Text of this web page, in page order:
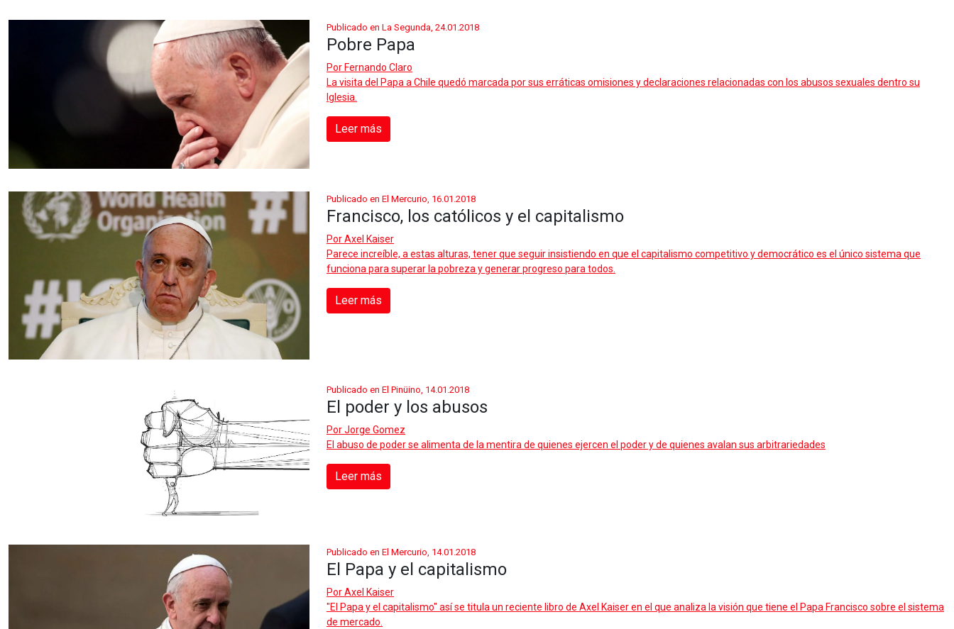
Publicado en La Segunda, 24.01.2018
Pobre Papa
Por Fernando Claro
La visita del Papa a Chile quedó marcada por sus erráticas omisiones y declaraciones relacionadas con los abusos sexuales dentro su
Iglesia.
Leer más
Publicado en El Mercurio, 16.01.2018
Francisco, los católicos y el capitalismo
PorAxel Kaiser
Parece increíble, a estas alturas, tener que seguir insistiendo en que el capitalismo competitivo y democrático es el único sistema que
funciona para superar la pobreza y generar progreso para todos.
Leer más
Publicado en El Pinüino, 14.01.2018
El poder y los abusos
PorJorge Gomez
El abuso de poder se alimenta de la mentira de quienes ejercen el poder y de quienes avalan sus arbitrariedades
Leer más
Publicado en El Mercurio, 14.01.2018
El Papa y el capitalismo
PorAxel Kaiser
"El Papa y el capitalismo" así se titula un reciente libro de Axel Kaiser en el que analiza la visión que tiene el Papa Francisco sobre el sistema
de mercado.